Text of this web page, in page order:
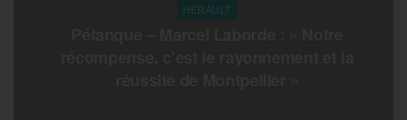
HERAULT